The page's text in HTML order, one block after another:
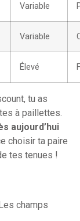
Variable
Variable
Élevé
tu as
à paillettes.
aujourd’hui
choisir ta paire
tes tenues !
Les champs